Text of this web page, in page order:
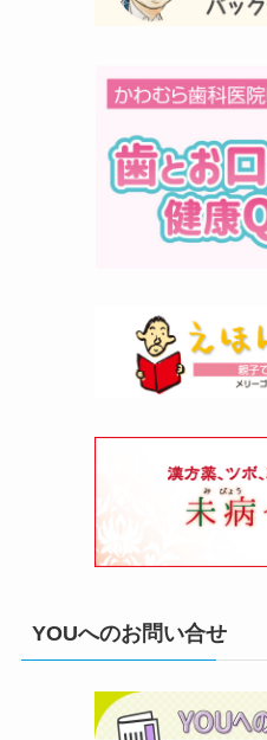
YOUへのお問い合せ